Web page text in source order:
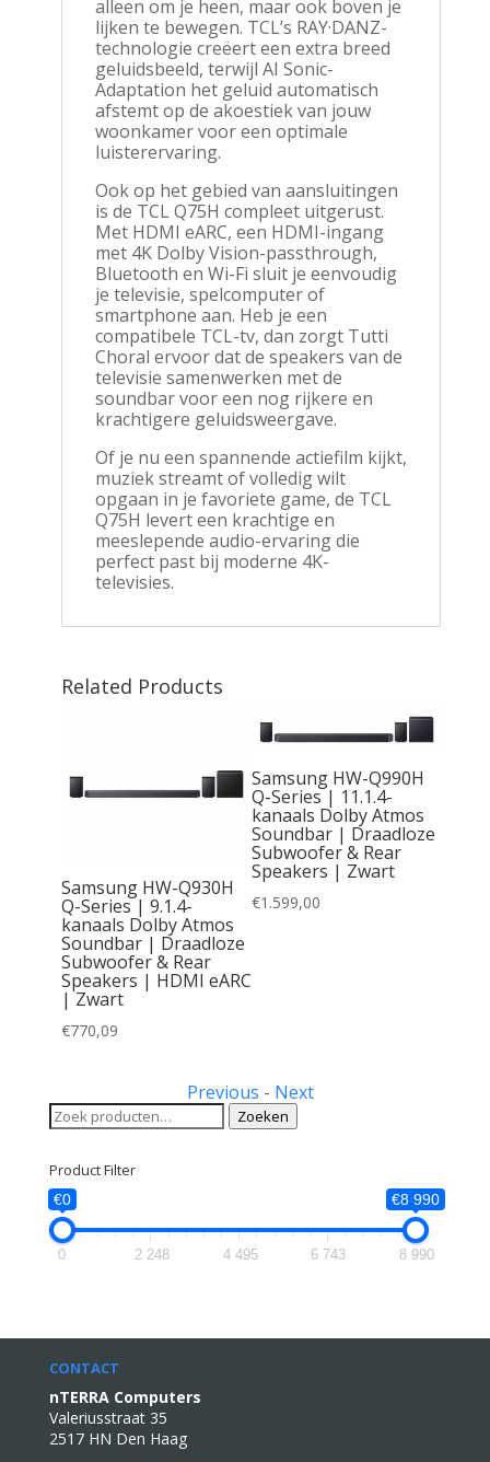
alleen om je heen, maar ook boven je
lijken te bewegen. TCL’s RAY·DANZ-
technologie creëert een extra breed
geluidsbeeld, terwijl AI Sonic-
Adaptation het geluid automatisch
afstemt op de akoestiek van jouw
woonkamer voor een optimale
luisterervaring.
Ook op het gebied van aansluitingen
is de TCL Q75H compleet uitgerust.
Met HDMI eARC, een HDMI-ingang
met 4K Dolby Vision-passthrough,
Bluetooth en Wi-Fi sluit je eenvoudig
je televisie, spelcomputer of
smartphone aan. Heb je een
compatibele TCL-tv, dan zorgt Tutti
Choral ervoor dat de speakers van de
televisie samenwerken met de
soundbar voor een nog rijkere en
krachtigere geluidsweergave.
Of je nu een spannende actiefilm kijkt,
muziek streamt of volledig wilt
opgaan in je favoriete game, de TCL
Q75H levert een krachtige en
meeslepende audio-ervaring die
perfect past bij moderne 4K-
televisies.
Related Products
Samsung HW-Q930H
Q-Series | 9.1.4-
kanaals Dolby Atmos
Soundbar | Draadloze
Subwoofer & Rear
Speakers | HDMI eARC
| Zwart
€770,09
Samsung HW-Q990H
Q-Series | 11.1.4-
kanaals Dolby Atmos
Soundbar | Draadloze
Subwoofer & Rear
Speakers | Zwart
€1.599,00
Previous - Next
Zoeken
naar:
Zoeken
Product Filter
€0 €8 990
0 2 248 4 495 6 743 8 990
CONTACT
nTERRA Computers
Valeriusstraat 35
2517 HN Den Haag